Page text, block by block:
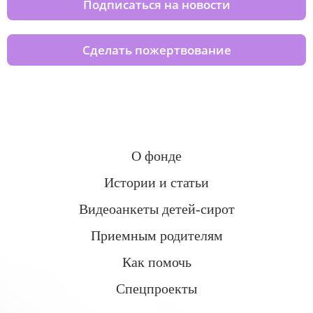
Подписаться на новости
Сделать пожертвование
О фонде
Истории и статьи
Видеоанкеты детей-сирот
Приемным родителям
Как помочь
Спецпроекты